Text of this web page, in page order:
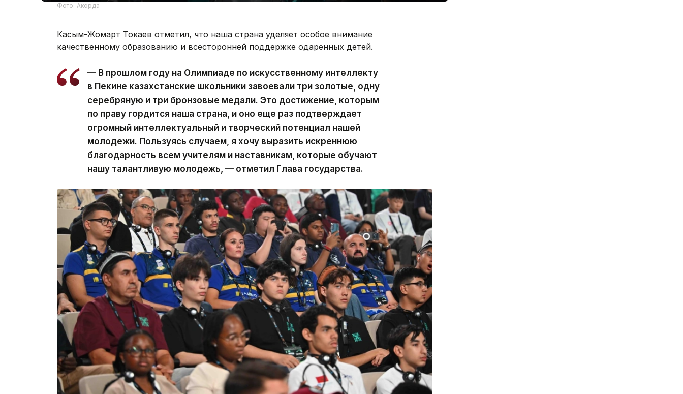
Фото: Акорда
Касым-Жомарт Токаев отметил, что наша страна уделяет особое внимание
качественному образованию и всесторонней поддержке одаренных детей.
— В прошлом году на Олимпиаде по искусственному интеллекту
в Пекине казахстанские школьники завоевали три золотые, одну
серебряную и три бронзовые медали. Это достижение, которым
по праву гордится наша страна, и оно еще раз подтверждает
огромный интеллектуальный и творческий потенциал нашей
молодежи. Пользуясь случаем, я хочу выразить искреннюю
благодарность всем учителям и наставникам, которые обучают
нашу талантливую молодежь, — отметил Глава государства.